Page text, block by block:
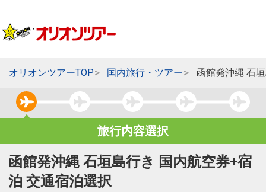
オリオンツアーTOP 国内旅行・ツアー 函館発沖縄 石
旅行内容選択
函館発沖縄 石垣島行き 国内航空券+宿
泊 交通宿泊選択